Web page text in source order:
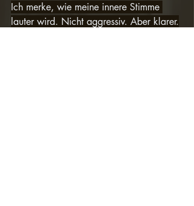
Ich merke, wie meine innere Stimme
lauter wird. Nicht aggressiv. Aber klarer.